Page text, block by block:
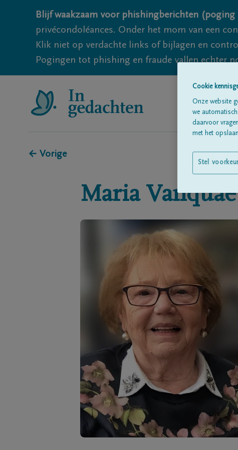
Blijf waakzaam voor phishingberichten
privécondoléances. Onder het mom van een
Klik niet op verdachte links of bijlagen en
Pogingen tot phishing en fraude vallen echter
← Vorige
Maria
Cookie
Onze website
we
daarvoor
met het
Stel